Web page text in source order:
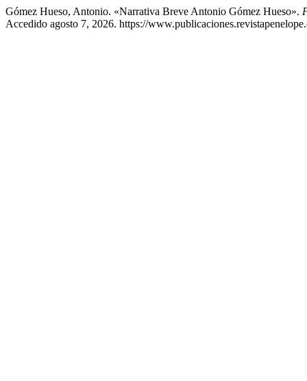
Gómez Hueso, Antonio. «Narrativa Breve Antonio Gómez Hueso».
Accedido agosto 7, 2026. https://